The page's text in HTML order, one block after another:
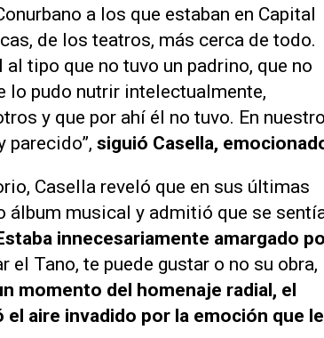
a los que estaban en Capital
de los teatros, más cerca de todo.
tipo que no tuvo un padrino, que no
lo pudo nutrir intelectualmente,
y que por ahí él no tuvo. En nuestro
parecido”, siguió Casella,
Casella reveló que en sus últimas
álbum musical y admitió que se
innecesariamente amargado
el Tano, te puede gustar o no su obra,
momento del homenaje radial, el
el aire invadido por la emoción que le